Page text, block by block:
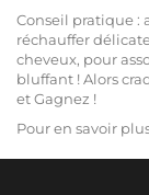
Conseil pratique :
réchauffer
cheveux, pour
bluffant ! Alors
et Gagnez !
Pour en savoir